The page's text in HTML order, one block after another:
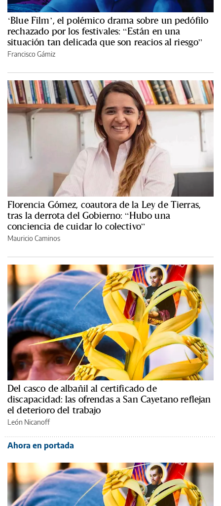
‘Blue Film’, el polémico drama sobre un pedófilo
rechazado por los festivales: “Están en una
situación tan delicada que son reacios al riesgo”
Francisco Gámiz
Florencia Gómez, coautora de la Ley de Tierras,
tras la derrota del Gobierno: “Hubo una
conciencia de cuidar lo colectivo”
Mauricio Caminos
Del casco de albañil al certificado de
discapacidad: las ofrendas a San Cayetano reflejan
el deterioro del trabajo
León Nicanoff
Ahora en portada